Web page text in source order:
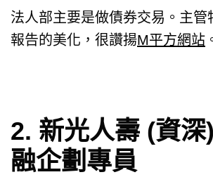
法人部主要是做債券交易。主管
報告的美化，很讚揚M平方網站
2. 新光人壽 (資
融企劃專員